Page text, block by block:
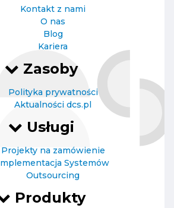
Kontakt z nami
O nas
Blog
Kariera
Zasoby
Polityka prywatności
Aktualności dcs.pl
Usługi
Projekty na zamówienie
Systemów
Outsourcing
Produkty